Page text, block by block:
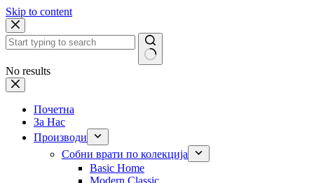
Skip to content
No results
Почетна
За Нас
Производи
Собни врати по колекција
Basic Home
Modern Classic